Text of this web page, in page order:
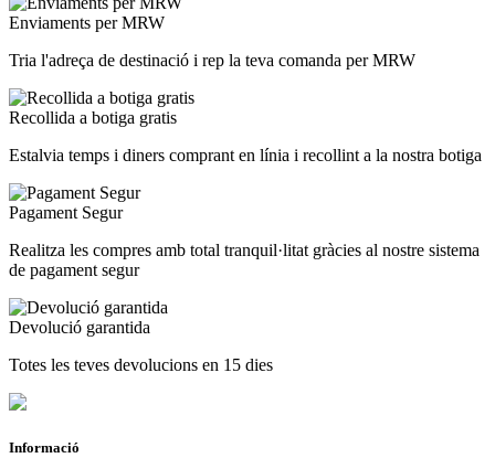
Enviaments per MRW
Tria l'adreça de destinació i rep la teva comanda per MRW
Recollida a botiga gratis
Estalvia temps i diners comprant en línia i recollint a la nostra botiga
Pagament Segur
Realitza les compres amb total tranquil·litat gràcies al nostre sistema
de pagament segur
Devolució garantida
Totes les teves devolucions en 15 dies
Informació